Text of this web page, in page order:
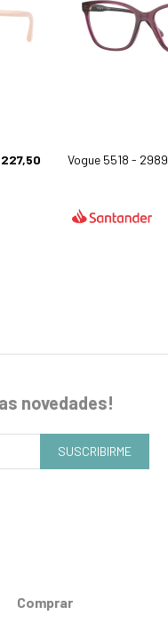
227,50 Vogue 5518 - 2989
Comprar
novedades!
SUSCRIBIRME